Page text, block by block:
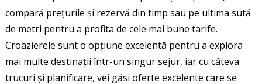
compară prețurile și rezervă din timp sau pe ultima sută
de metri pentru a profita de cele mai bune tarife.
Croazierele sunt o opțiune excelentă pentru a explora
mai multe destinații într-un singur sejur, iar cu câteva
trucuri și planificare, vei găsi oferte excelente care se